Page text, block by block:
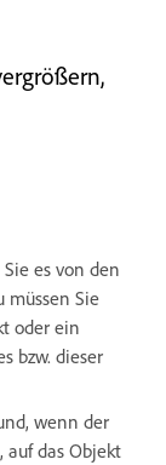
es von den
müssen Sie
oder ein
bzw. dieser
wenn der
auf das Objekt